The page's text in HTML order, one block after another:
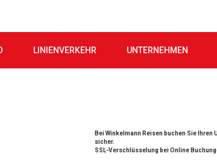
LINIENVERKEHR UNTERNEHMEN
Bei Winkelmann Reisen buchen Sie Ihren
sicher.
SSL-Verschlüsselung bei Online